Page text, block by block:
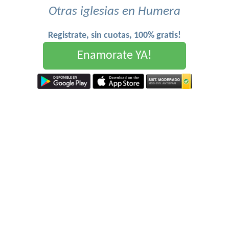
Otras iglesias en Humera
Registrate, sin cuotas, 100% gratis!
Enamorate YA!